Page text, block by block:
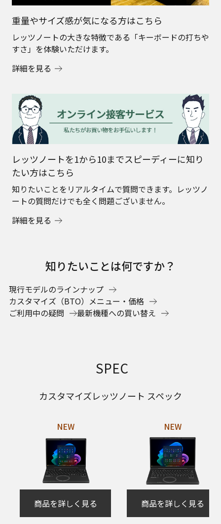
重量やサイズ感が気になる方はこちら
レッツノートの大きな特徴である「キーボードの打ちや
すさ」を体験いただけます。
詳細を見る
レッツノートを1から10までスピーディーに知り
たい方はこちら
知りたいことをリアルタイムで質問できます。レッツノ
ートの質問だけでも全く問題ございません。
詳細を見る
知りたいことは何ですか？
現行モデルのラインナップ
カスタマイズ（BTO）メニュー・価格
ご利用中の疑問
最新機種への買い替え
SPEC
カスタマイズレッツノート スペック
商品を詳しく見る 商品を詳しく見る